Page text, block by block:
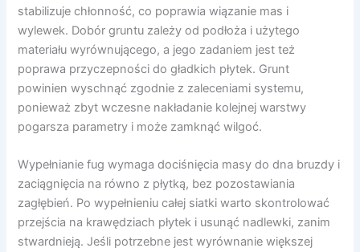
stabilizuje chłonność, co poprawia wiązanie mas i
wylewek. Dobór gruntu zależy od podłoża i użytego
materiału wyrównującego, a jego zadaniem jest też
poprawa przyczepności do gładkich płytek. Grunt
powinien wyschnąć zgodnie z zaleceniami systemu,
ponieważ zbyt wczesne nakładanie kolejnej warstwy
pogarsza parametry i może zamknąć wilgoć.
Wypełnianie fug wymaga dociśnięcia masy do dna bruzdy i
zaciągnięcia na równo z płytką, bez pozostawiania
zagłębień. Po wypełnieniu całej siatki warto skontrolować
przejścia na krawędziach płytek i usunąć nadlewki, zanim
stwardnieją. Jeśli potrzebne jest wyrównanie większej